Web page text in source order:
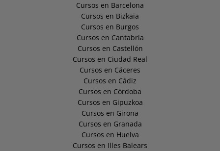
Cursos en Barcelona
Cursos en Bizkaia
Cursos en Burgos
Cursos en Cantabria
Cursos en Castellón
Cursos en Ciudad Real
Cursos en Cáceres
Cursos en Cádiz
Cursos en Córdoba
Cursos en Gipuzkoa
Cursos en Girona
Cursos en Granada
Cursos en Huelva
Cursos en Illes Balears